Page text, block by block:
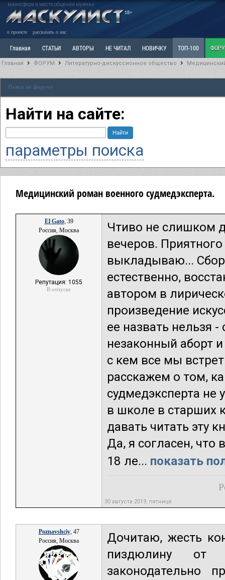
маносфера и место общения мужчин
18+
о проекте рассказать о нас
Главная СТАТЬИ АВТОРЫ НЕ ЧИТАЛ НОВИЧКУ ТОП-100
Ветка: Расстаюсь или Развожусь. САНЧАС Ветка: Наболевшее. Выскажись!
РАЗДЕЛ: Разное
Главная ФОРУМ Литературно-дискуссионное общество
Поиск по форуму
Найти на сайте:
параметры поиска
Медицинский роман военного судмедэксперта.
El Gato, 39
Россия, Москва
Репутация: 1055
В отпуске
Чтиво не слишком
вечеров.
выкладываю...
естественно,
автором в
произведение
ее назвать нельзя
незаконный аборт
с кем все мы
расскажем о том,
судмедэксперта не
в школе в старших
давать читать эту
Да, я согласен,
18 ле... показать
30 августа 2019, пятница
Poznavshciy, 47
Россия, Москва
Дочитаю, жесть
пиздюлину от
законодательно